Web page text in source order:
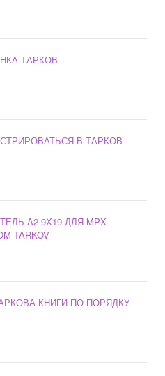
ТАРКОВ
В ТАРКОВ
A2 9X19 ДЛЯ MPX
TARKOV
КНИГИ ПО ПОРЯДКУ